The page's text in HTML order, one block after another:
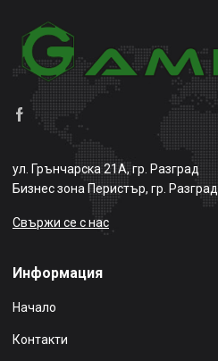
ул. Грънчарска 21А, гр. Разград
Бизнес зона Перистър, гр. Разград
Свържи се с нас
Информация
Начало
Контакти